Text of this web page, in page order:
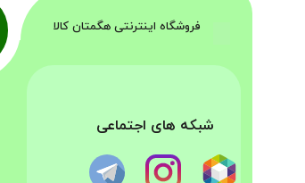
فروشگاه اینترنتی هگمتان کالا
شبکه های اجتماعی